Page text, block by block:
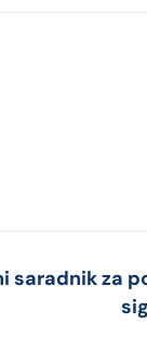
saradnik za